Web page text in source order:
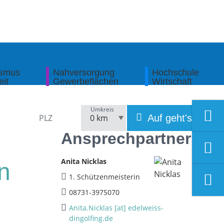
Nahversorgung
Gewerbeflächen
Hochschule
Wirtschaft
Umkreis
Auf geht's!
Ansprechpartner
Anita Nicklas
1. Schützenmeisterin
08731-3975070
Anita.Nicklas [at] edelweiss-
dingolfing.de